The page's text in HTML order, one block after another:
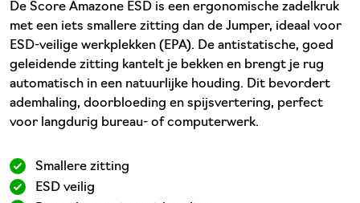
De Score Amazone ESD is een ergonomische zadelkruk
met een iets smallere zitting dan de Jumper, ideaal voor
ESD-veilige werkplekken (EPA). De antistatische, goed
geleidende zitting kantelt je bekken en brengt je rug
automatisch in een natuurlijke houding. Dit bevordert
ademhaling, doorbloeding en spijsvertering, perfect
voor langdurig bureau- of computerwerk.
Smallere zitting
ESD veilig